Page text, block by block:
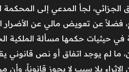
لجأ المدعي إلى المحكمة
فضلاً عن تعويض مالي عن الأضرار
في حيثيات حكمها مسألة الملكية
ما لم يوجد اتفاق أو نص قانوني
الإثراء بلا سبب لا يجوز